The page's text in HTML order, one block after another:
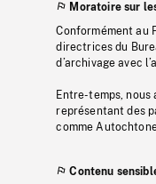
Moratoire sur
Conformément au
directrices du
d’archivage avec
Entre-temps,
représentant des
comme
Contenu